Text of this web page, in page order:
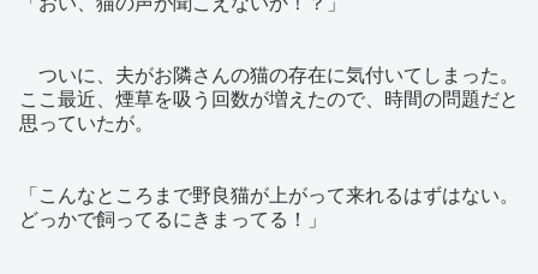
ついに、夫がお隣さんの猫の存在に気付いてしまった。
ここ最近、煙草を吸う回数が増えたので、時間の問題だと
思っていたが。
「こんなところまで野良猫が上がって来れるはずはない。
どっかで飼ってるにきまってる！」